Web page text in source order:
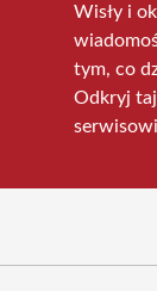
Wisły i
tym, co
Odkryj